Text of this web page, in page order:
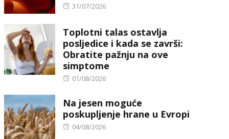
Posted
31/07/2026
Toplotni talas ostavlja
posljedice i kada se završi:
Obratite pažnju na ove
simptome
Posted
01/08/2026
Na jesen moguće
poskupljenje hrane u Evropi
Posted
04/08/2026